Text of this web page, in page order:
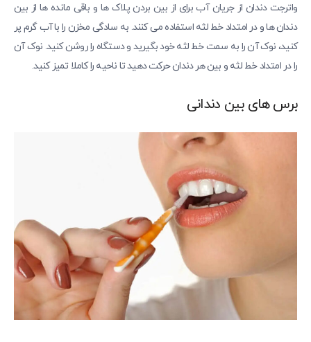
واترجت دندان از جریان آب برای از بین بردن پلاک ها و باقی مانده ها از بین
دندان ها و در امتداد خط لثه استفاده می کنند. به سادگی مخزن را با آب گرم پر
کنید، نوک آن را به سمت خط لثه خود بگیرید و دستگاه را روشن کنید. نوک آن
را در امتداد خط لثه و بین هر دندان حرکت دهید تا ناحیه را کاملا تمیز کنید.
برس های بین دندانی